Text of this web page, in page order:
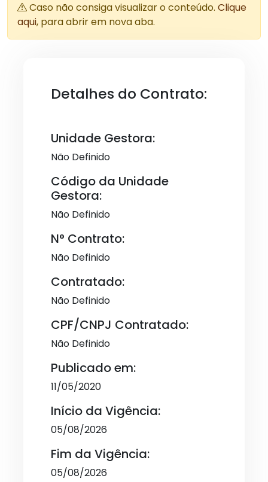
Caso não consiga visualizar o conteúdo. Clique
aqui, para abrir em nova aba.
Detalhes do Contrato:
Unidade Gestora:
Não Definido
Código da Unidade
Gestora:
Não Definido
N° Contrato:
Não Definido
Contratado:
Não Definido
CPF/CNPJ Contratado:
Não Definido
Publicado em:
11/05/2020
Início da Vigência:
05/08/2026
Fim da Vigência:
05/08/2026